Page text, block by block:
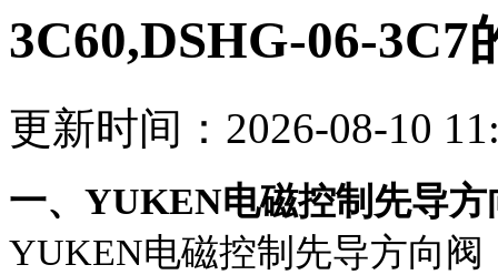
3C60,DSHG-06-3C7
更新时间：2026-08-10
一、YUKEN电磁控制先导方
YUKEN电磁控制先导方向